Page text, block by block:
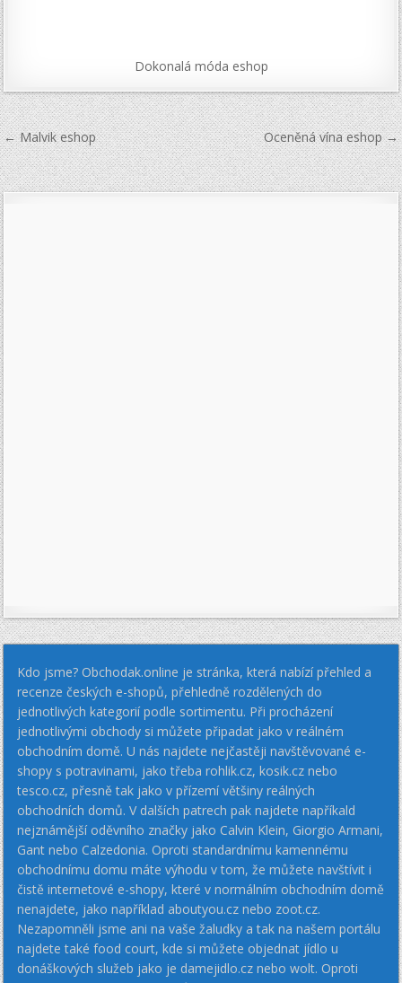
Dokonalá móda eshop
Navigace
pro
příspěvek
← Malvik eshop Oceněná vína eshop →
Kdo jsme? Obchodak.online je stránka, která nabízí přehled a
recenze českých e-shopů, přehledně rozdělených do
jednotlivých kategorií podle sortimentu. Při procházení
jednotlivými obchody si můžete připadat jako v reálném
obchodním domě. U nás najdete nejčastěji navštěvované e-
shopy s potravinami, jako třeba rohlik.cz, kosik.cz nebo
tesco.cz, přesně tak jako v přízemí většiny reálných
obchodních domů. V dalších patrech pak najdete napříkald
nejznámější oděvního značky jako Calvin Klein, Giorgio Armani,
Gant nebo Calzedonia. Oproti standardnímu kamennému
obchodnímu domu máte výhodu v tom, že můžete navštívit i
čistě internetové e-shopy, které v normálním obchodním domě
nenajdete, jako například aboutyou.cz nebo zoot.cz.
Nezapomněli jsme ani na vaše žaludky a tak na našem portálu
najdete také food court, kde si můžete objednat jídlo u
donáškových služeb jako je damejidlo.cz nebo wolt. Oproti